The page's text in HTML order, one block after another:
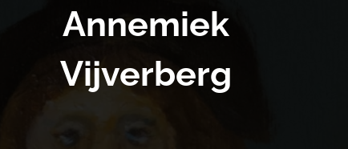
Annemiek
Vijverberg